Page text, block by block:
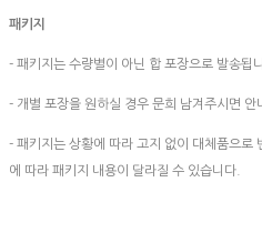
패키지
- 패키지는 수량별이 아닌 합 포장으로 발송됩
- 개별 포장을 원하실 경우 문희 남겨주시면 안
- 패키지는 상황에 따라 고지 없이 대체품으로
에 따라 패키지 내용이 달라질 수 있습니다.